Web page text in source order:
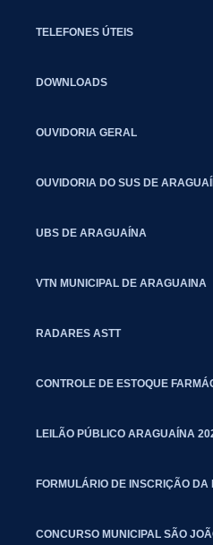
TELEFONES ÚTEIS
DOWNLOADS
OUVIDORIA GERAL
OUVIDORIA DO SUS DE
UBS DE ARAGUAÍNA
VTN MUNICIPAL DE ARAGUAINA
RADARES ASTT
CONTROLE DE ESTOQUE
LEILÃO PÚBLICO ARAGUAÍNA
FORMULÁRIO DE INSCRIÇÃO DA
CONCURSO MUNICIPAL SÃO